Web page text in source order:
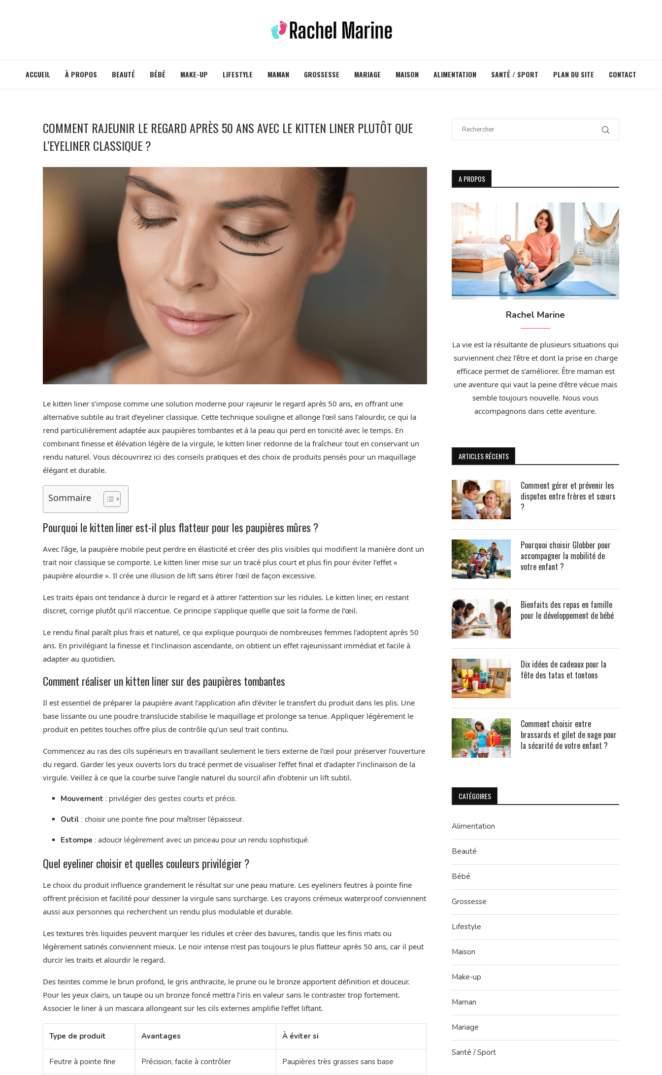
ACCUEIL À PROPOS BEAUTÉ BÉBÉ MAKE-UP LIFESTYLE MAMAN GROSSESSE MARIAGE MAISON ALIMENTATION SANTÉ / SPORT PLAN DU SITE CONTACT
COMMENT RAJEUNIR LE REGARD APRÈS 50 ANS AVEC LE KITTEN LINER PLUTÔT QUE
L’EYELINER CLASSIQUE ?
Le kitten liner s’impose comme une solution moderne pour rajeunir le regard après 50 ans, en offrant une
alternative subtile au trait d’eyeliner classique. Cette technique souligne et allonge l’œil sans l’alourdir, ce qui la
rend particulièrement adaptée aux paupières tombantes et à la peau qui perd en tonicité avec le temps. En
combinant finesse et élévation légère de la virgule, le kitten liner redonne de la fraîcheur tout en conservant un
rendu naturel. Vous découvrirez ici des conseils pratiques et des choix de produits pensés pour un maquillage
élégant et durable.
Sommaire
Pourquoi le kitten liner est-il plus flatteur pour les paupières mûres ?
Avec l’âge, la paupière mobile peut perdre en élasticité et créer des plis visibles qui modifient la manière dont un
trait noir classique se comporte. Le kitten liner mise sur un tracé plus court et plus fin pour éviter l’effet «
paupière alourdie ». Il crée une illusion de lift sans étirer l’œil de façon excessive.
Les traits épais ont tendance à durcir le regard et à attirer l’attention sur les ridules. Le kitten liner, en restant
discret, corrige plutôt qu’il n’accentue. Ce principe s’applique quelle que soit la forme de l’œil.
Le rendu final paraît plus frais et naturel, ce qui explique pourquoi de nombreuses femmes l’adoptent après 50
ans. En privilégiant la finesse et l’inclinaison ascendante, on obtient un effet rajeunissant immédiat et facile à
adapter au quotidien.
Comment réaliser un kitten liner sur des paupières tombantes
Il est essentiel de préparer la paupière avant l’application afin d’éviter le transfert du produit dans les plis. Une
base lissante ou une poudre translucide stabilise le maquillage et prolonge sa tenue. Appliquer légèrement le
produit en petites touches offre plus de contrôle qu’un seul trait continu.
Commencez au ras des cils supérieurs en travaillant seulement le tiers externe de l’œil pour préserver l’ouverture
du regard. Garder les yeux ouverts lors du tracé permet de visualiser l’effet final et d’adapter l’inclinaison de la
virgule. Veillez à ce que la courbe suive l’angle naturel du sourcil afin d’obtenir un lift subtil.
Mouvement : privilégier des gestes courts et précis.
Outil : choisir une pointe fine pour maîtriser l’épaisseur.
Estompe : adoucir légèrement avec un pinceau pour un rendu sophistiqué.
Quel eyeliner choisir et quelles couleurs privilégier ?
Le choix du produit influence grandement le résultat sur une peau mature. Les eyeliners feutres à pointe fine
offrent précision et facilité pour dessiner la virgule sans surcharge. Les crayons crémeux waterproof conviennent
aussi aux personnes qui recherchent un rendu plus modulable et durable.
Les textures très liquides peuvent marquer les ridules et créer des bavures, tandis que les finis mats ou
légèrement satinés conviennent mieux. Le noir intense n’est pas toujours le plus flatteur après 50 ans, car il peut
durcir les traits et alourdir le regard.
Des teintes comme le brun profond, le gris anthracite, le prune ou le bronze apportent définition et douceur.
Pour les yeux clairs, un taupe ou un bronze foncé mettra l’iris en valeur sans le contraster trop fortement.
Associer le liner à un mascara allongeant sur les cils externes amplifie l’effet liftant.
Type de produit Avantages À éviter si
Feutre à pointe fine Précision, facile à contrôler Paupières très grasses sans base
A PROPOS
Rachel Marine
La vie est la résultante de plusieurs situations qui
surviennent chez l’être et dont la prise en charge
efficace permet de s’améliorer. Être maman est
une aventure qui vaut la peine d’être vécue mais
semble toujours nouvelle. Nous vous
accompagnons dans cette aventure.
ARTICLES RÉCENTS
Comment gérer et prévenir les
disputes entre frères et sœurs
?
Pourquoi choisir Globber pour
accompagner la mobilité de
votre enfant ?
Bienfaits des repas en famille
pour le développement de bébé
Dix idées de cadeaux pour la
fête des tatas et tontons
Comment choisir entre
brassards et gilet de nage pour
la sécurité de votre enfant ?
CATÉGOIRES
Alimentation
Beauté
Bébé
Grossesse
Lifestyle
Maison
Make-up
Maman
Mariage
Santé / Sport